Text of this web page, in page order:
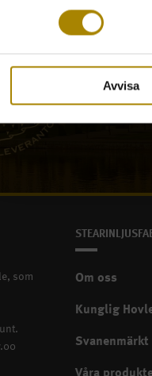
Avvisa
som
Om oss
Kunglig
Svanenmärkt
Våra